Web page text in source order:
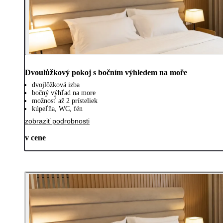
Dvoulůžkový pokoj s bočním výhledem na moře
dvojlôžková izba
bočný výhľad na more
možnosť až 2 prísteliek
kúpeľňa, WC, fén
zobraziť podrobnosti
v cene